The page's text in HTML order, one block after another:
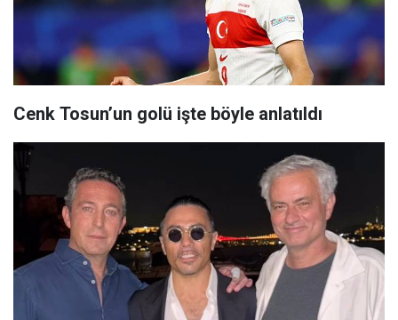
Cenk Tosun’un golü işte böyle anlatıldı